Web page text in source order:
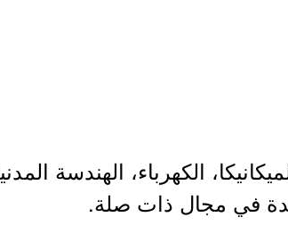
الكهرباء، الهندسة
في مجال ذات صلة.